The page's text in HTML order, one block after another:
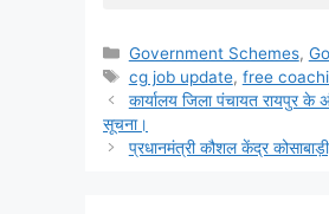
Categories
Government Schemes,
Tags
cg job update, free
कार्यालय जिला पंचायत रायपुर
सूचना।
प्रधानमंत्री कौशल केंद्र